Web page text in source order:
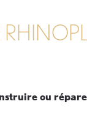
ou